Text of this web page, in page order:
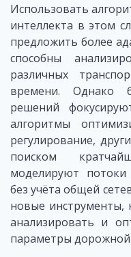
Использовать
интеллекта в этом
предложить более
способны
различных
времени. Однако
решений
алгоритмы
регулирование,
поиском
моделируют потоки
без учёта общей
новые инструменты,
анализировать и
параметры дорожной